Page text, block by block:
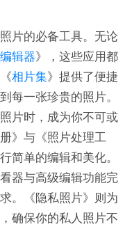
片的必备工具。无论
辑器》，这些应用都
相片集》提供了便捷
每一张珍贵的照片。
片时，成为你不可或
》与《照片处理工
简单的编辑和美化。
器与高级编辑功能完
。《隐私照片》则为
确保你的私人照片不